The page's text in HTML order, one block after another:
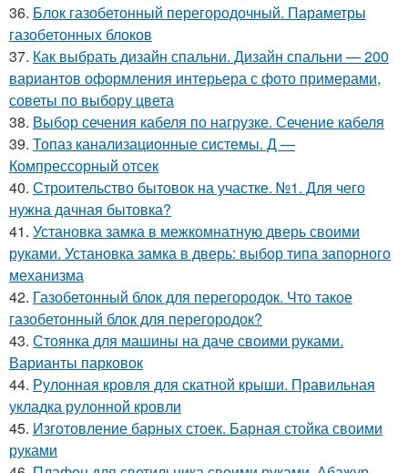
36. Блок газобетонный перегородочный. Параметры
газобетонных блоков
37. Как выбрать дизайн спальни. Дизайн спальни — 200
вариантов оформления интерьера с фото примерами,
советы по выбору цвета
38. Выбор сечения кабеля по нагрузке. Сечение кабеля
39. Топаз канализационные системы. Д —
Компрессорный отсек
40. Строительство бытовок на участке. №1. Для чего
нужна дачная бытовка?
41. Установка замка в межкомнатную дверь своими
руками. Установка замка в дверь: выбор типа запорного
механизма
42. Газобетонный блок для перегородок. Что такое
газобетонный блок для перегородок?
43. Стоянка для машины на даче своими руками.
Варианты парковок
44. Рулонная кровля для скатной крыши. Правильная
укладка рулонной кровли
45. Изготовление барных стоек. Барная стойка своими
руками